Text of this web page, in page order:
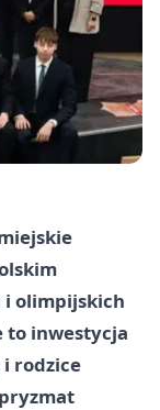
i olimpijskich
to inwestycja
rodzice